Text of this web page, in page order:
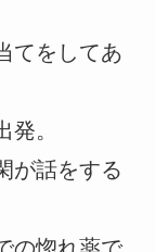
てをしてあ
。
が話をする